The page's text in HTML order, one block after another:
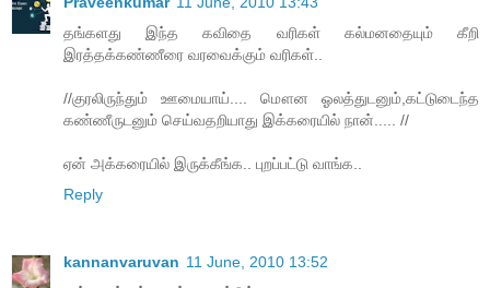
தங்களது இந்த கவிதை வரிகள் கல்மனதையும் கீறி
இரத்தக்கண்ணீரை வரவைக்கும் வரிகள்..
//குரலிருந்தும் ஊமையாய்.... மௌன ஓலத்துடனும்,கட்டுடைந்த
கண்ணீருடனும் செய்வதறியாது இக்கரையில் நான்..... //
ஏன் அக்கரையில் இருக்கீங்க.. புறப்பட்டு வாங்க..
Reply
kannanvaruvan 11 June, 2010 13:52